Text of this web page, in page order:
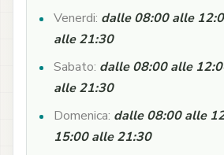
Venerdi: dalle 08:00 alle
alle 21:30
Sabato: dalle 08:00 alle
alle 21:30
Domenica: dalle 08:00 alle
15:00 alle 21:30